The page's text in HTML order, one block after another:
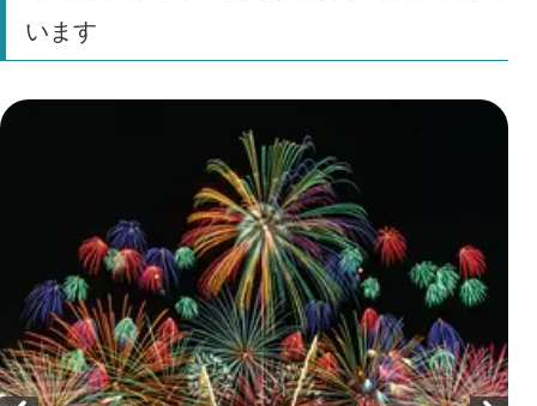
います